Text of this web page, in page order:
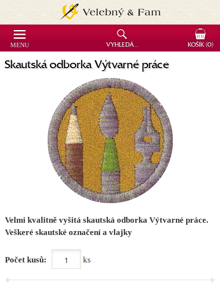
Skautská odborka Výtvarné práce
Velmi kvalitně vyšitá skautská odborka Výtvarné práce.
Veškeré skautské označení a vlajky
Počet kusů: ks
MENU VYHLEDÁVÁNÍ KOŠÍK(0)